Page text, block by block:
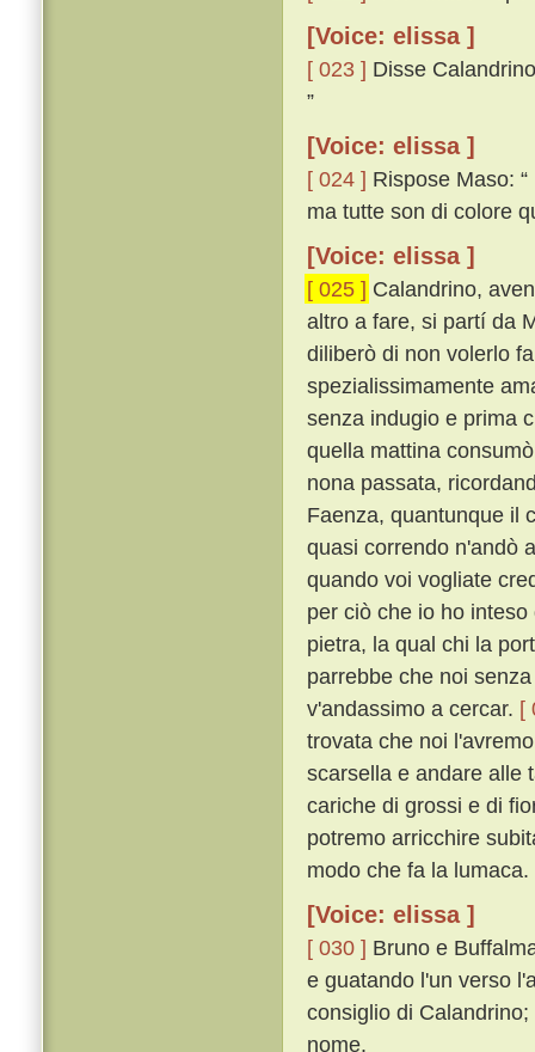
[Voice: elissa ]
[ 023 ] Disse
”
[Voice: elissa ]
[ 024 ] Rispose Maso:
ma tutte son di colore
[Voice: elissa ]
[ 025 ] Calandrino,
altro a fare, si partí da
diliberò di non volerlo
spezialissimamente
senza indugio e prima
quella mattina
nona passata,
Faenza, quantunque il
quasi correndo n'andò
quando voi vogliate
per ciò che io ho
pietra, la qual chi la
parrebbe che noi
v'andassimo a cercar. [
trovata che noi
scarsella e andare alle
cariche di grossi e di
potremo arricchire
modo che fa la lumaca.
[Voice: elissa ]
[ 030 ] Bruno e
e guatando l'un verso
consiglio di
nome.